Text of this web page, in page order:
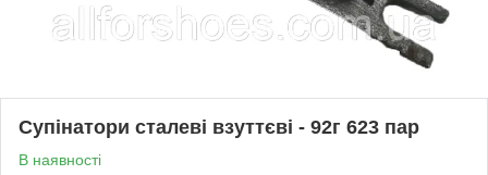
Супінатори сталеві взуттєві - 92г 623 пар
В наявності